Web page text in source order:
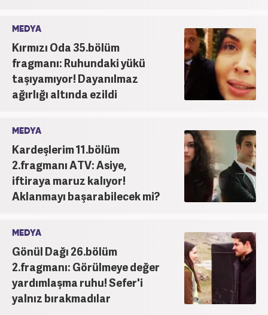
MEDYA
Kırmızı Oda 35.bölüm
fragmanı: Ruhundaki yükü
taşıyamıyor! Dayanılmaz
ağırlığı altında ezildi
MEDYA
Kardeşlerim 11.bölüm
2.fragmanı ATV: Asiye,
iftiraya maruz kalıyor!
Aklanmayı başarabilecek mi?
MEDYA
Gönül Dağı 26.bölüm
2.fragmanı: Görülmeye değer
yardımlaşma ruhu! Sefer'i
yalnız bırakmadılar